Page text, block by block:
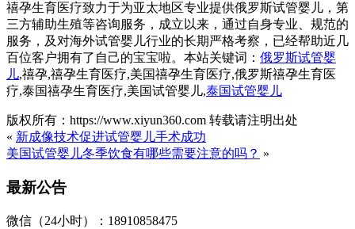
禧孕生育医疗致力于为亚太地区专业提供俄罗斯试管婴儿，第
三方辅助生殖等咨询服务，成立以来，通过自身专业、规范的
服务，及对海外试管婴儿行业的长期严格考察，已经帮助近几
百位客户拥有了自己的宝宝啦。本站关键词： 俄罗斯试管婴
儿,禧孕,禧孕生育医疗,美国禧孕生育医疗,俄罗斯禧孕生育医
疗,泰国禧孕生育医疗,美国试管婴儿,泰国试管婴儿
版权所有：https://www.xiyun360.com 转载请注明出处
« 新成像技术促进试管婴儿手术成功
美国试管婴儿冬季饮食有哪些需要注意的吗？ »
最新公告
微信（24小时）：18910858475